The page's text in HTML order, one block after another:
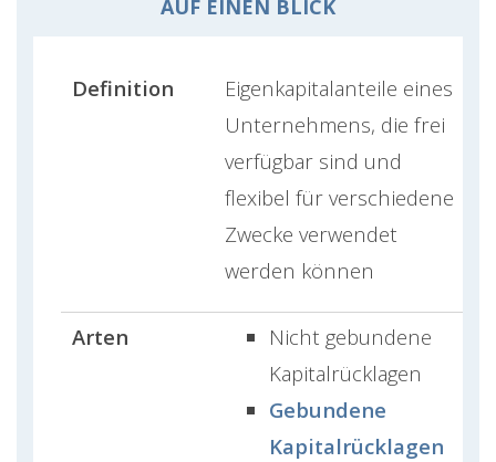
AUF EINEN BLICK
Definition
Eigenkapitalanteile eines
Unternehmens, die frei
verfügbar sind und
flexibel für verschiedene
Zwecke verwendet
werden können
Arten
Nicht gebundene
Kapitalrücklagen
Gebundene
Kapitalrücklagen